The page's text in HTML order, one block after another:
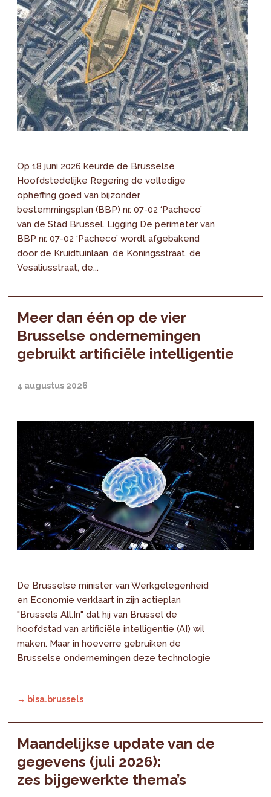
Op 18 juni 2026 keurde de Brusselse
Hoofdstedelijke Regering de volledige
opheffing goed van bijzonder
bestemmingsplan (BBP) nr. 07-02 ‘Pacheco’
van de Stad Brussel. Ligging De perimeter van
BBP nr. 07-02 ‘Pacheco’ wordt afgebakend
door de Kruidtuinlaan, de Koningsstraat, de
Vesaliusstraat, de...
Meer dan één op de vier
Brusselse ondernemingen
gebruikt artificiële intelligentie
4 augustus 2026
De Brusselse minister van Werkgelegenheid
en Economie verklaart in zijn actieplan
"Brussels All.In" dat hij van Brussel de
hoofdstad van artificiële intelligentie (AI) wil
maken. Maar in hoeverre gebruiken de
Brusselse ondernemingen deze technologie
→ bisa.brussels
Maandelijkse update van de
gegevens (juli 2026):
zes bijgewerkte thema’s